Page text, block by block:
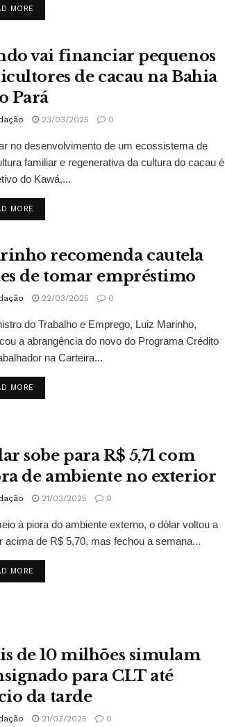
MOREDETAILS
vai financiar pequenos
de cacau na Bahia
Pará
23/03/2025 0
no desenvolvimento de um ecossistema de
familiar e regenerativa da cultura do cacau é
do Kawá,...
MOREDETAILS
recomenda cautela
de tomar empréstimo
22/03/2025 0
do Trabalho e Emprego, Luiz Marinho,
a abrangência do novo do Programa Crédito
na Carteira...
MOREDETAILS
sobe para R$ 5,71 com
de ambiente no exterior
21/03/2025 0
à piora do ambiente externo, o dólar voltou a
acima de R$ 5,70, mas fechou a semana...
MOREDETAILS
de 10 milhões simulam
para CLT até
da tarde
21/03/2025 0